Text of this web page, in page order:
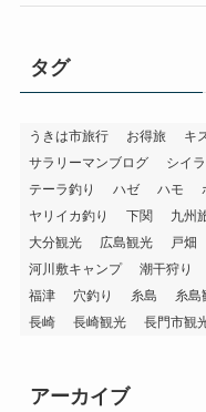
タグ
うきは市旅行 お得旅 キ
サラリーマンブログ
シイラ
テーラ釣り
ハゼ ハモ
ヤリイカ釣り
下関 九州
大分観光
広島観光 戸畑
河川敷キャンプ
潮干狩り
福津
穴釣り 糸島 糸島
長崎
長崎観光 長門市観
アーカイブ